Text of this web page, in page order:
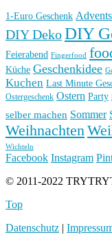
1-Euro Geschenk
DIY DekoDIY
Feierabend Fingerfood
Küche Geschenkidee
Kuchen Last Minute
Ostergeschenk Ostern Party
selber machen Sommer
Weihnachten
Wichteln
Facebook Instagram
© 2011-2022
Top
Datenschutz |